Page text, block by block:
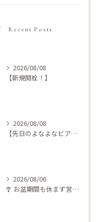
Recent Posts
2026/08/08
【新規開栓！】
2026/08/08
【先日のよなよなビアライズで特別な🍺仕入れてきました
2026/08/06
🎐 お盆期間も休まず営業します！ 🍺🥩